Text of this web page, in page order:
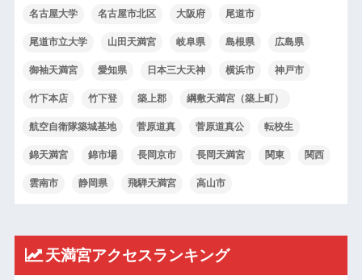
名古屋大学 名古屋市北区 大阪府 尾道市
尾道市立大学 山田天満宮 岐阜県 島根県 広島県
御袖天満宮 愛知県 日本三大天神 横浜市 神戸市
竹下本店 竹下登 築上郡 綱敷天満宮（築上町）
航空自衛隊築城基地 菅原道真 菅原道真公 転校生
錦天満宮 錦市場 長岡京市 長岡天満宮 関東 関西
雲南市 静岡県 飛騨天満宮 高山市
天満宮アクセスランキング